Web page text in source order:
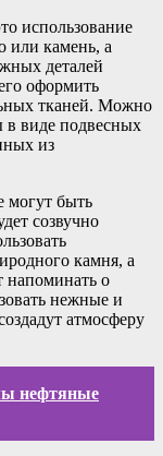
использование
или камень, а
деталей
оформить
тканей. Можно
в виде подвесных
из
могут быть
созвучно
камня, а
напоминать о
нежные и
атмосферу
нефтяные